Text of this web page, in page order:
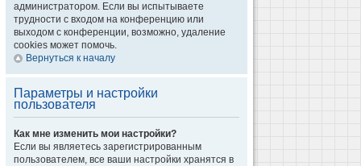
администратором. Если вы испытываете
трудности с входом на конференцию или
выходом с конференции, возможно, удаление
cookies может помочь.
Вернуться к началу
Параметры и настройки
пользователя
Как мне изменить мои настройки?
Если вы являетесь зарегистрированным
пользователем, все ваши настройки хранятся в